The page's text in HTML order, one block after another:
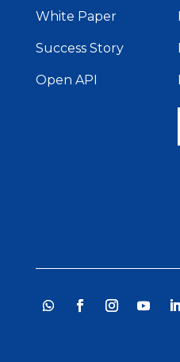
White Paper
Success Story
Open API